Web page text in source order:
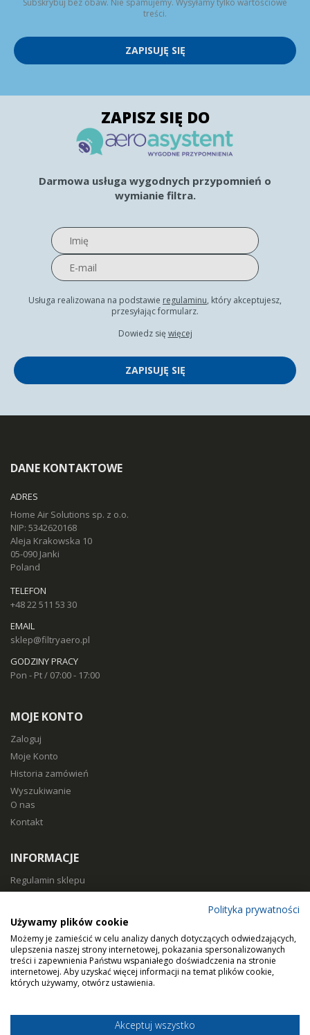
Subskrybuj bez obaw. Nie spamujemy. Wysyłamy tylko wartościowe
treści.
ZAPISUJĘ SIĘ
ZAPISZ SIĘ DO
Darmowa usługa wygodnych przypomnień o
wymianie filtra.
Usługa realizowana na podstawie regulaminu, który akceptujesz,
przesyłając formularz.
Dowiedz się więcej
ZAPISUJĘ SIĘ
DANE KONTAKTOWE
ADRES
Home Air Solutions sp. z o.o.
NIP: 5342620168
Aleja Krakowska 10
05-090 Janki
Poland
TELEFON
+48 22 511 53 30
EMAIL
sklep@filtryaero.pl
GODZINY PRACY
Pon - Pt / 07:00 - 17:00
MOJE KONTO
Zaloguj
Moje Konto
Historia zamówień
Wyszukiwanie
O nas
Kontakt
INFORMACJE
Regulamin sklepu
Koszty i czas dostawy
Zwroty i reklamacje
Klasy filtracji
Dobierz filtry
Polityka prywatności
Używamy plików cookie
Możemy je zamieścić w celu analizy danych dotyczących odwiedzających,
ulepszenia naszej strony internetowej, pokazania spersonalizowanych
treści i zapewnienia Państwu wspaniałego doświadczenia na stronie
internetowej. Aby uzyskać więcej informacji na temat plików cookie,
których używamy, otwórz ustawienia.
Akceptuj wszystko